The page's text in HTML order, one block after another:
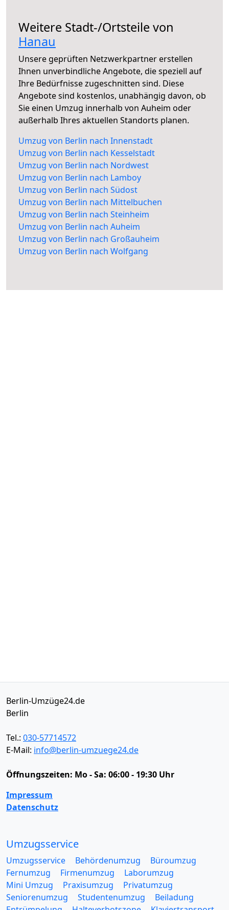
Weitere Stadt-/Ortsteile von
Hanau
Unsere geprüften Netzwerkpartner erstellen
Ihnen unverbindliche Angebote, die speziell auf
Ihre Bedürfnisse zugeschnitten sind. Diese
Angebote sind kostenlos, unabhängig davon, ob
Sie einen Umzug innerhalb von Auheim oder
außerhalb Ihres aktuellen Standorts planen.
Umzug von Berlin nach Innenstadt
Umzug von Berlin nach Kesselstadt
Umzug von Berlin nach Nordwest
Umzug von Berlin nach Lamboy
Umzug von Berlin nach Südost
Umzug von Berlin nach Mittelbuchen
Umzug von Berlin nach Steinheim
Umzug von Berlin nach Auheim
Umzug von Berlin nach Großauheim
Umzug von Berlin nach Wolfgang
Berlin-Umzüge24.de
Berlin
Tel.: 030-57714572
E-Mail: info@berlin-umzuege24.de
Öffnungszeiten: Mo - Sa: 06:00 - 19:30 Uhr
Impressum
Datenschutz
Umzugsservice
Umzugsservice Behördenumzug
Büroumzug
Fernumzug
Firmenumzug
Laborumzug
Mini Umzug
Praxisumzug
Privatumzug
Seniorenumzug
Studentenumzug
Beiladung